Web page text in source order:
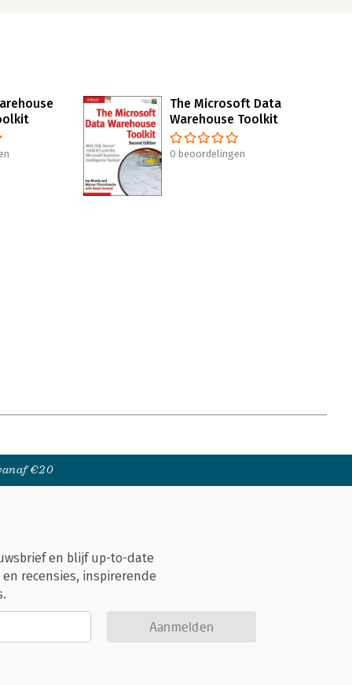
The Microsoft Data
Warehouse Toolkit
0 beoordelingen
€20
en blijf up-to-date
recensies, inspirerende
Aanmelden